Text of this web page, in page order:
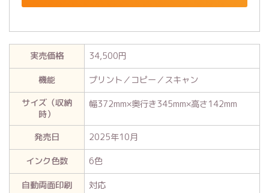
実売価格
34,500円
機能
プリント／コピー／スキャン
サイズ（収納
時）
幅372mm×奥行き345mm×高さ142mm
発売日
2025年10月
インク色数
6色
自動両面印刷
対応